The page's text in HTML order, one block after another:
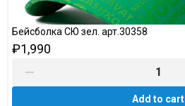
Бейсболка СЮ зел. арт.30358
₽1,990
Add to cart